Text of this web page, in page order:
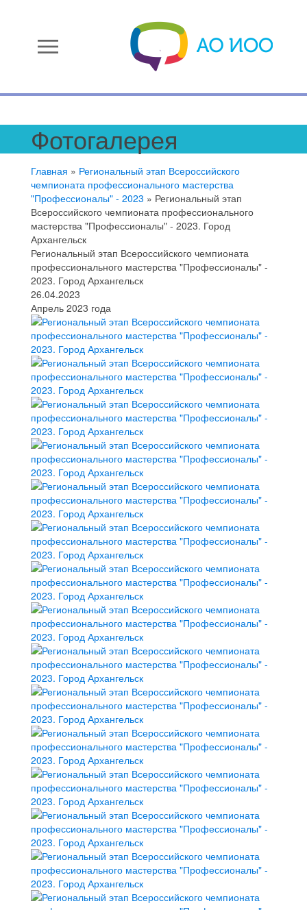
menu
Фотогалерея
Главная » Региональный этап Всероссийского
чемпионата профессионального мастерства
"Профессионалы" - 2023 » Региональный этап
Всероссийского чемпионата профессионального
мастерства "Профессионалы" - 2023. Город
Архангельск
Региональный этап Всероссийского чемпионата
профессионального мастерства "Профессионалы" -
2023. Город Архангельск
26.04.2023
Апрель 2023 года